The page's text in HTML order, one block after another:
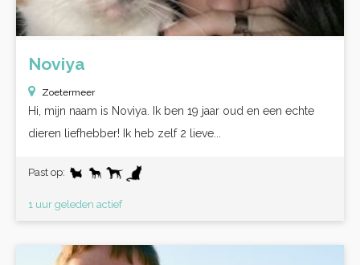
Noviya
Zoetermeer
Hi, mijn naam is Noviya. Ik ben 19 jaar oud en een echte
dieren liefhebber! Ik heb zelf 2 lieve...
Past op:
1 uur geleden actief